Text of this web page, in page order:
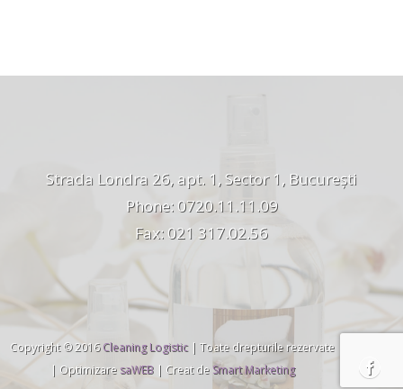
Strada Londra 26, apt. 1, Sector 1, București
Phone: 0720.11.11.09
Fax: 021 317.02.56
Copyright © 2016Cleaning Logistic| Toate drepturile rezervate
| OptimizaresaWEB| Creat deSmart Marketing